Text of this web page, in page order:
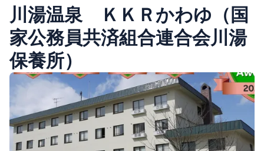
川湯温泉 ＫＫＲかわゆ（国
家公務員共済組合連合会川湯
保養所）